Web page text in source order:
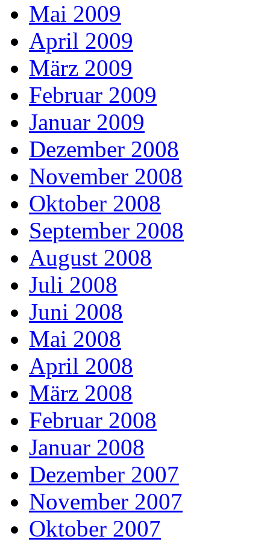
Mai 2009
April 2009
März 2009
Februar 2009
Januar 2009
Dezember 2008
November 2008
Oktober 2008
September 2008
August 2008
Juli 2008
Juni 2008
Mai 2008
April 2008
März 2008
Februar 2008
Januar 2008
Dezember 2007
November 2007
Oktober 2007